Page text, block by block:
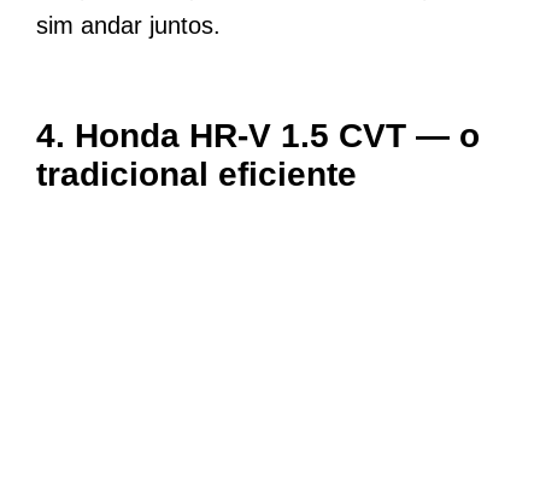
sim andar juntos.
4. Honda HR-V 1.5 CVT — o
tradicional eficiente